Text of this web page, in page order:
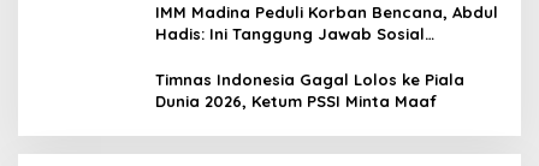
IMM Madina Peduli Korban Bencana, Abdul
Hadis: Ini Tanggung Jawab Sosial
Timnas Indonesia Gagal Lolos ke Piala
Dunia 2026, Ketum PSSI Minta Maaf